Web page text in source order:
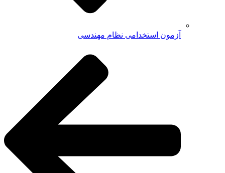
آزمون استخدامی نظام مهندسی